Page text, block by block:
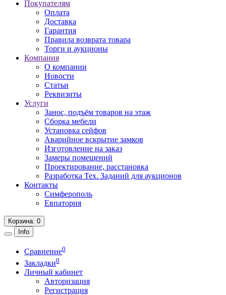
Покупателям
Оплата
Доставка
Гарантия
Правила возврата товара
Торги и аукционы
Компания
О компании
Новости
Статьи
Реквизиты
Услуги
Занос, подъём товаров на этаж
Сборка мебели
Установка сейфов
Аварийное вскрытие замков
Изготовление на заказ
Замеры помещений
Проектирование, расстановка
Разработка Тех. Заданий для аукционов
Контакты
Симферополь
Евпатория
Корзина: 0
Info
Сравнение0
Закладки0
Личный кабинет
Авторизация
Регистрация